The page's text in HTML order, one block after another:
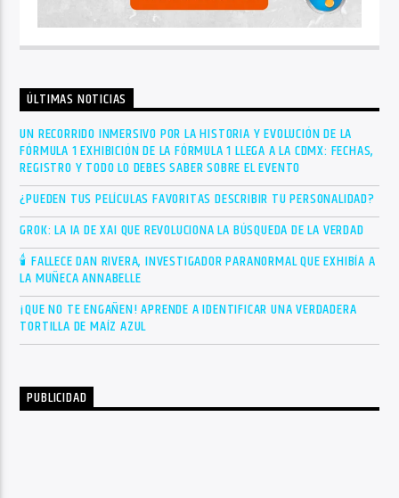
ÚLTIMAS NOTICIAS
UN RECORRIDO INMERSIVO POR LA HISTORIA Y EVOLUCIÓN DE LA
FÓRMULA 1 EXHIBICIÓN DE LA FÓRMULA 1 LLEGA A LA CDMX: FECHAS,
REGISTRO Y TODO LO DEBES SABER SOBRE EL EVENTO
¿PUEDEN TUS PELÍCULAS FAVORITAS DESCRIBIR TU PERSONALIDAD?
GROK: LA IA DE XAI QUE REVOLUCIONA LA BÚSQUEDA DE LA VERDAD
🕯 FALLECE DAN RIVERA, INVESTIGADOR PARANORMAL QUE EXHIBÍA A
LA MUÑECA ANNABELLE
¡QUE NO TE ENGAÑEN! APRENDE A IDENTIFICAR UNA VERDADERA
TORTILLA DE MAÍZ AZUL
PUBLICIDAD